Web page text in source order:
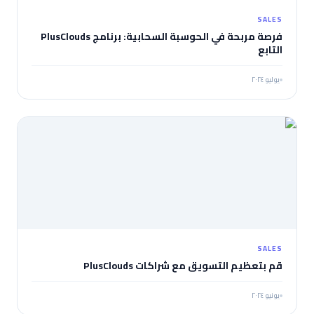
SALES
فرصة مربحة في الحوسبة السحابية: برنامج PlusClouds
التابع
يوليو ٢٠٢٤
SALES
قم بتعظيم التسويق مع شراكات PlusClouds
يونيو ٢٠٢٤